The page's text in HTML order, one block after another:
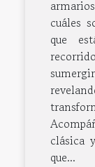
cuáles
que
clásica
que...